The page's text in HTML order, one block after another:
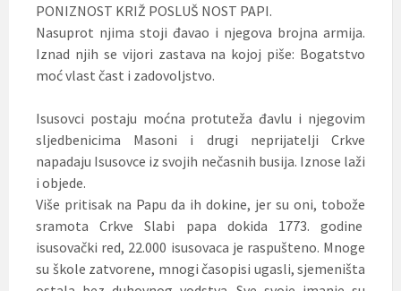
PONIZNOST KRIŽ POSLUŠ NOST PAPI.
Nasuprot njima stoji đavao i njegova brojna armija.
Iznad njih se vijori zastava na kojoj piše: Bogatstvo
moć vlast čast i zadovoljstvo.
Isusovci postaju moćna protuteža đavlu i njegovim
sljedbenicima Masoni i drugi neprijatelji Crkve
napadaju Isusovce iz svojih nečasnih busija. Iznose laži
i objede.
Više pritisak na Papu da ih dokine, jer su oni, tobože
sramota Crkve Slabi papa dokida 1773. godine
isusovački red, 22.000 isusovaca je raspušteno. Mnoge
su škole zatvorene, mnogi časopisi ugasli, sjemeništa